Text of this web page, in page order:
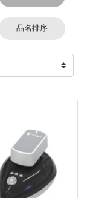
五穀/南北貨
湯類/湯塊
醬油.油膏.蠔油
碗麵/義大利麵
麵條/快煮麵/米粉
醬菜/玉米罐
點心罐
零嘴
堅果/海苔
糕餅/點心
巧克力
果汁咖啡
碳酸/礦泉水
機能飲料
箱購飲料
機能保健
▶保健品牌推薦
麥片/玉米片
沖調穀粉/隨手包
紅茶
奶茶/花草茶
黑糖桂圓/蜂蜜醋
咖啡豆/粉/濾掛
可可/糖/奶精
香皂/洗手乳
造型髮品
牙膏/漱口水
卸妝/粉刺調理
面/眼膜
保鮮/微波
洗衣/曬衣用具
電池/延長線
修繕/五金/祭祀
收納用品
衛浴/毛巾
寵物清潔/百貨
廚房紙巾/平版/
箱購免運區
洗衣粉/皂
漂白水/柔軟精
浴廁/水管清潔
居家清潔/除濕芳
嬰兒尿布
成人紙尿褲
烤箱/微波/電磁爐
快煮壺/烘碗機
風扇/防蚊家電
美容家電
數位週邊
手機/平板周邊
辦公文具/收納
玩具/擺設小物
汽車百貨
健身/按摩/瑜珈
測量/護具/其他
配件
男/女/機能包
調理食品
清潔用品免運
居家/汽百用品
店長推薦
這夏不怕熱
品名排序